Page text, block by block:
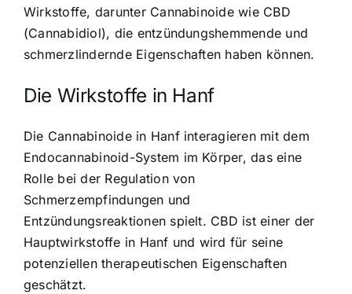
Wirkstoffe, darunter Cannabinoide wie CBD
(Cannabidiol), die entzündungshemmende und
schmerzlindernde Eigenschaften haben können.
Die Wirkstoffe in Hanf
Die Cannabinoide in Hanf interagieren mit dem
Endocannabinoid-System im Körper, das eine
Rolle bei der Regulation von
Schmerzempfindungen und
Entzündungsreaktionen spielt. CBD ist einer der
Hauptwirkstoffe in Hanf und wird für seine
potenziellen therapeutischen Eigenschaften
geschätzt.